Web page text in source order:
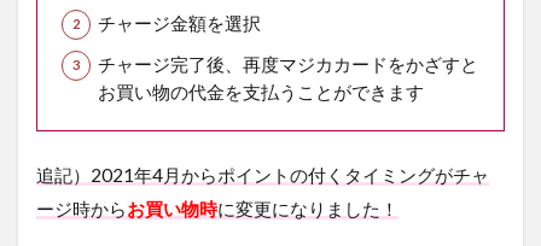
チャージ金額を選択
チャージ完了後、再度マジカカードをかざすと
お買い物の代金を支払うことができます
追記）2021年4月からポイントの付くタイミングがチャ
ージ時からお買い物時に変更になりました！